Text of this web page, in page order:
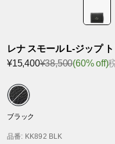
レナ スモール L-ジップ
¥15,400¥38,500(60% off)
ブラック
品番: KK892 BLK